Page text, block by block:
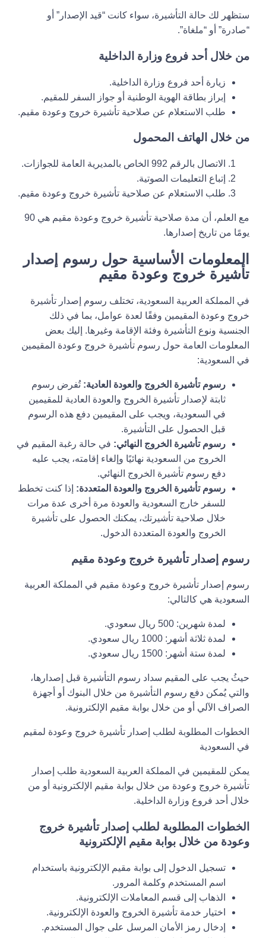
ستظهر لك حالة التأشيرة، سواء كانت “قيد الإصدار” أو
“صادرة” أو “ملغاة”.
من خلال أحد فروع وزارة الداخلية
زيارة أحد فروع وزارة الداخلية.
إبراز بطاقة الهوية الوطنية أو جواز السفر للمقيم.
طلب الاستعلام عن صلاحية تأشيرة خروج وعودة مقيم.
من خلال الهاتف المحمول
الاتصال بالرقم 992 الخاص بالمديرية العامة للجوازات.
إتباع التعليمات الصوتية.
طلب الاستعلام عن صلاحية تأشيرة خروج وعودة مقيم.
مع العلم، أن مدة صلاحية تأشيرة خروج وعودة مقيم هي 90
يومًا من تاريخ إصدارها.
المعلومات الأساسية حول رسوم إصدار
تأشيرة خروج وعودة مقيم
في المملكة العربية السعودية، تختلف رسوم إصدار تأشيرة
خروج وعودة المقيمين وفقًا لعدة عوامل، بما في ذلك
الجنسية ونوع التأشيرة وفئة الإقامة وغيرها. إليك بعض
المعلومات العامة حول رسوم تأشيرة خروج وعودة المقيمين
في السعودية:
رسوم تأشيرة الخروج والعودة العادية: تُفرض رسوم
ثابتة لإصدار تأشيرة الخروج والعودة العادية للمقيمين
في السعودية، ويجب على المقيمين دفع هذه الرسوم
قبل الحصول على التأشيرة.
رسوم تأشيرة الخروج النهائي: في حالة رغبة المقيم في
الخروج من السعودية نهائيًا وإلغاء إقامته، يجب عليه
دفع رسوم تأشيرة الخروج النهائي.
رسوم تأشيرة الخروج والعودة المتعددة: إذا كنت تخطط
للسفر خارج السعودية والعودة مرة أخرى عدة مرات
خلال صلاحية تأشيرتك، يمكنك الحصول على تأشيرة
الخروج والعودة المتعددة الدخول.
رسوم إصدار تأشيرة خروج وعودة مقيم
رسوم إصدار تأشيرة خروج وعودة مقيم في المملكة العربية
السعودية هي كالتالي:
لمدة شهرين: 500 ريال سعودي.
لمدة ثلاثة أشهر: 1000 ريال سعودي.
لمدة ستة أشهر: 1500 ريال سعودي.
حيثُ يجب على المقيم سداد رسوم التأشيرة قبل إصدارها،
والتي يُمكن دفع رسوم التأشيرة من خلال البنوك أو أجهزة
الصراف الآلي أو من خلال بوابة مقيم الإلكترونية.
الخطوات المطلوبة لطلب إصدار تأشيرة خروج وعودة لمقيم
في السعودية
يمكن للمقيمين في المملكة العربية السعودية طلب إصدار
تأشيرة خروج وعودة من خلال بوابة مقيم الإلكترونية أو من
خلال أحد فروع وزارة الداخلية.
الخطوات المطلوبة لطلب إصدار تأشيرة خروج
وعودة من خلال بوابة مقيم الإلكترونية
تسجيل الدخول إلى بوابة مقيم الإلكترونية باستخدام
اسم المستخدم وكلمة المرور.
الذهاب إلى قسم المعاملات الإلكترونية.
اختيار خدمة تأشيرة الخروج والعودة الإلكترونية.
إدخال رمز الأمان المرسل على جوال المستخدم.